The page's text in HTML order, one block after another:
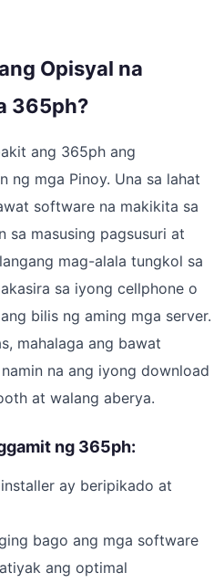
Opisyal na
365ph?
ang 365ph ang
ng mga Pinoy. Una sa lahat
software na makikita sa
sa masusing pagsusuri at
mag-alala tungkol sa
sa iyong cellphone o
bilis ng aming mga server.
mahalaga ang bawat
na ang iyong download
at walang aberya.
ng 365ph:
ay beripikado at
bago ang mga software
ang optimal